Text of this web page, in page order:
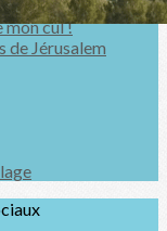
mon cul !
de Jérusalem